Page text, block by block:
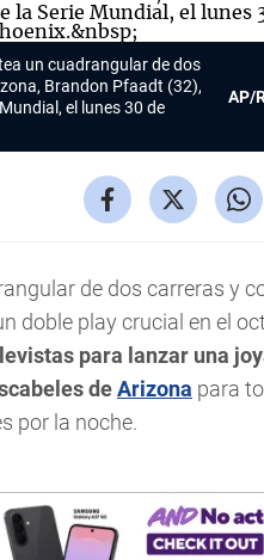
un cuadrangular de dos
Brandon Pfaadt (32),
el lunes 30 de
AP/
de dos carreras y
doble play crucial en el
para lanzar una
deArizona para
por la noche.